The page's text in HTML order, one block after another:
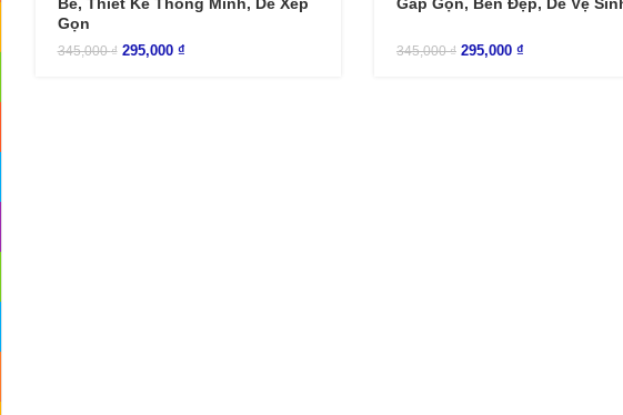
Gọn
345,000₫ 295,000 ₫ 345,000₫ 295,000 ₫